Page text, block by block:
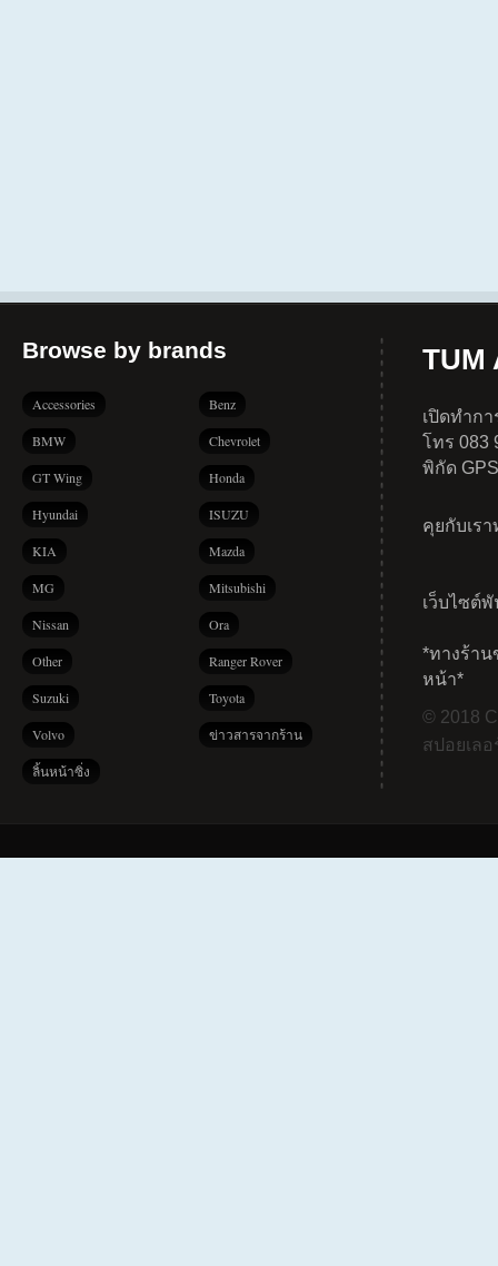
Browse by brands
Accessories Benz
BMW Chevrolet
GT Wing Honda
Hyundai ISUZU
KIA Mazda
MG Mitsubishi
Nissan Ora
Other Ranger Rover
Suzuki Toyota
Volvo ข่าวสารจากร้าน
ลิ้นหน้าซิ่ง
TUM
เปิดทำก
โทร 083
พิกัด
คุยกับเร
เว็บไซต์
*ทางร้าน
หน้า*
© 2018
สปอยเล